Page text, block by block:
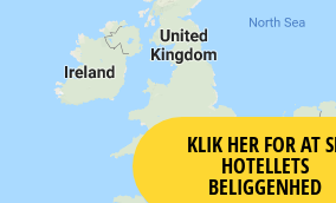
KLIK HER FOR AT
HOTELLETS
BELIGGENHED